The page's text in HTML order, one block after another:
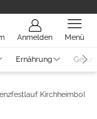
Anmelden Menü
Ernährung